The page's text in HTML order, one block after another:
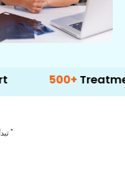
500+ Treatment
*